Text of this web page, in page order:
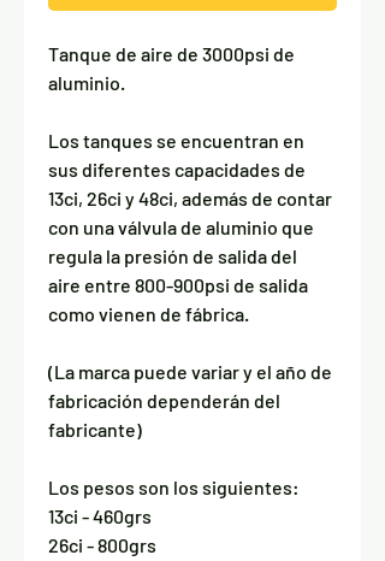
Tanque de aire de 3000psi de
aluminio.
Los tanques se encuentran en
sus diferentes capacidades de
13ci, 26ci y 48ci, además de contar
con una válvula de aluminio que
regula la presión de salida del
aire entre 800-900psi de salida
como vienen de fábrica.
(La marca puede variar y el año de
fabricación dependerán del
fabricante)
Los pesos son los siguientes:
13ci - 460grs
26ci - 800grs